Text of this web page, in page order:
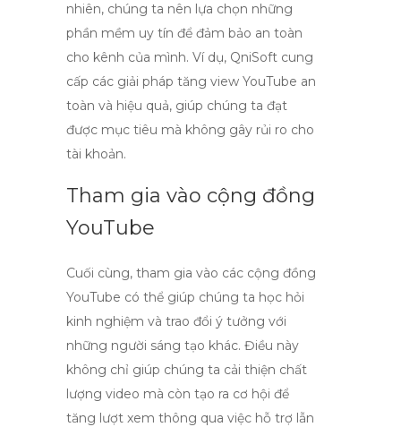
nhiên, chúng ta nên lựa chọn những
phần mềm uy tín để đảm bảo an toàn
cho kênh của mình. Ví dụ, QniSoft cung
cấp các giải pháp tăng view YouTube an
toàn và hiệu quả, giúp chúng ta đạt
được mục tiêu mà không gây rủi ro cho
tài khoản.
Tham gia vào cộng đồng
YouTube
Cuối cùng, tham gia vào các cộng đồng
YouTube có thể giúp chúng ta học hỏi
kinh nghiệm và trao đổi ý tưởng với
những người sáng tạo khác. Điều này
không chỉ giúp chúng ta cải thiện chất
lượng video mà còn tạo ra cơ hội để
tăng lượt xem thông qua việc hỗ trợ lẫn